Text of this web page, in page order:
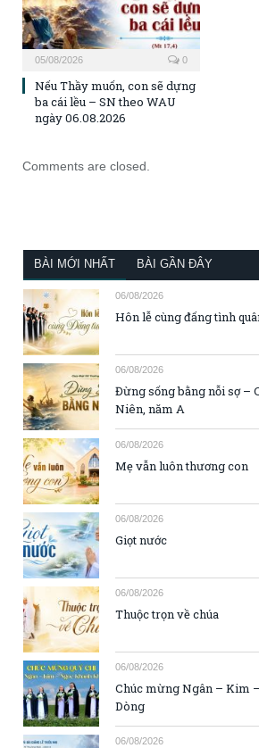
05/08/2026 0
Nếu Thầy muốn, con sẽ dựng
ba cái lều – SN theo WAU
ngày 06.08.2026
Comments are closed.
BÀI MỚI NHẤT BÀI GẦN ĐÂY
06/08/2026
Hôn lễ cùng đấng tình
06/08/2026
Đừng sống bằng nỗi sợ –
Niên, năm A
06/08/2026
Mẹ vẫn luôn thương con
06/08/2026
Giọt nước
06/08/2026
Thuộc trọn về chúa
06/08/2026
Chúc mừng Ngân – Kim
Dòng
06/08/2026